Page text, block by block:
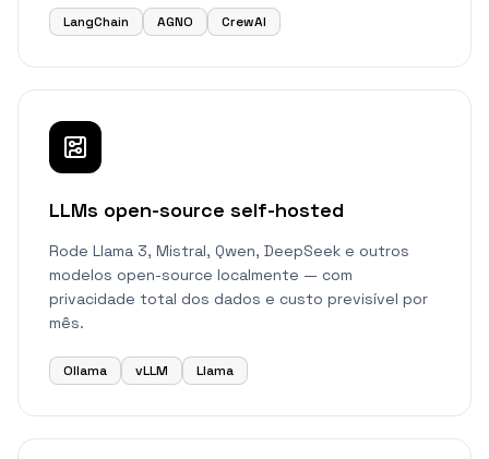
LangChain AGNO CrewAI
LLMs open-source self-hosted
Rode Llama 3, Mistral, Qwen, DeepSeek e outros
modelos open-source localmente — com
privacidade total dos dados e custo previsível por
mês.
Ollama vLLM Llama